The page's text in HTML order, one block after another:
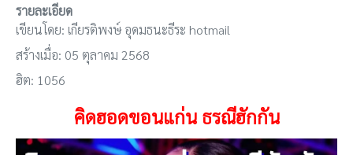
รายละเอียด
เขียนโดย: เกียรติพงษ์ อุดมธนะธีระ hotmail
สร้างเมื่อ: 05 ตุลาคม 2568
ฮิต: 1056
คิดฮอดขอนแก่น ธรณีฮักกัน